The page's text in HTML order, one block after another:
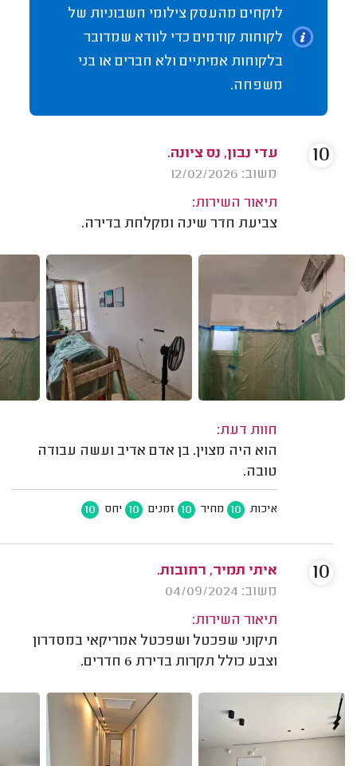
לוקחים מהעסק צילומי חשבוניות של
לקוחות קודמים כדי לוודא שמדובר
בלקוחות אמיתיים ולא חברים או בני
משפחה.
עדי נבון, נס ציונה.
משוב: 12/02/2026
תיאור השירות:
צביעת חדר שינה ומקלחת בדירה.
חוות דעת:
הוא היה מצוין. בן אדם אדיב ועשה עבודה
טובה.
איכות 10 מחיר 10 זמנים 10 יחס 10
10
איתי תמיר, רחובות.
משוב: 04/09/2024
תיאור השירות:
תיקוני שפכטל ושפכטל אמריקאי במסדרון
וצבע כולל תקרות בדירת 6 חדרים.
10